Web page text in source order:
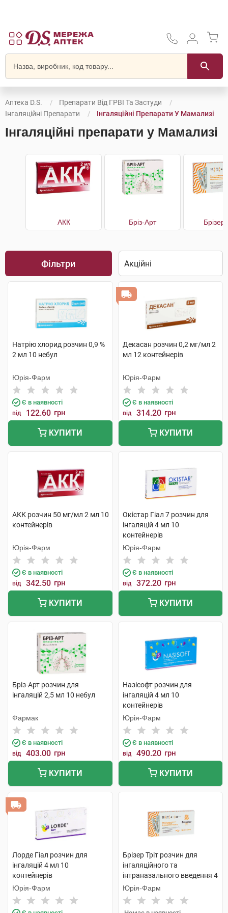
Аптека D.S.
Препарати Від ГРВІ Та Застуди
Інгаляційні Препарати
Інгаляційні Препарати У Мамализі
Інгаляційні препарати у Мамализі
АКК Бріз-Арт Брізер
Фільтри
Натрію хлорид розчин 0,9 %
2 мл 10 небул
Юрія-Фарм
Є в наявності
від 122.60 грн
КУПИТИ
Декасан розчин 0,2 мг/мл 2
мл 12 контейнерів
Юрія-Фарм
Є в наявності
від 314.20 грн
КУПИТИ
АКК розчин 50 мг/мл 2 мл 10
контейнерів
Юрія-Фарм
Є в наявності
від 342.50 грн
КУПИТИ
Окістар Гіал 7 розчин для
інгаляцій 4 мл 10
контейнерів
Юрія-Фарм
Є в наявності
від 372.20 грн
КУПИТИ
Бріз-Арт розчин для
інгаляцій 2,5 мл 10 небул
Фармак
Є в наявності
від 403.00 грн
КУПИТИ
Назісофт розчин для
інгаляцій 4 мл 10
контейнерів
Юрія-Фарм
Є в наявності
від 490.20 грн
КУПИТИ
Лорде Гіал розчин для
інгаляцій 4 мл 10
контейнерів
Юрія-Фарм
Брізер Тріт розчин для
інгаляційного та
інтраназального введення 4
мл 10 контейнерів
Юрія-Фарм